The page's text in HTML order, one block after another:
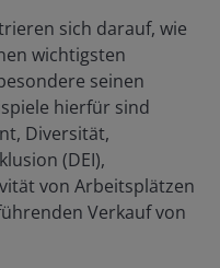
sich darauf, wie
wichtigsten
seinen
hierfür sind
Diversität,
(DEI),
von Arbeitsplätzen
Verkauf von